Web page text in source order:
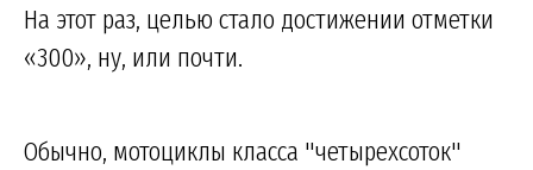
На этот раз, целью стало достижении отметки
«300», ну, или почти.
Обычно, мотоциклы класса "четырехсоток"